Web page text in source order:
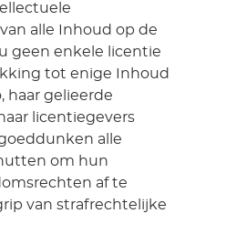
alle Inhoud op de
geen enkele licentie
tot enige Inhoud
haar gelieerde
licentiegevers
alle
om hun
af te
van strafrechtelijke